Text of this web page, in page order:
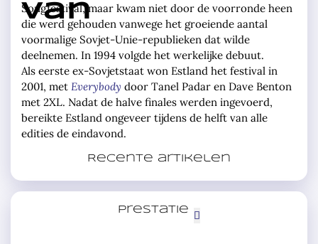
Songfestival, maar kwam niet door de voorronde heen
die werd gehouden vanwege het groeiende aantal
voormalige Sovjet-Unie-republieken dat wilde
deelnemen. In 1994 volgde het werkelijke debuut.
Als eerste ex-Sovjetstaat won Estland het festival in
2001, met Everybody door Tanel Padar en Dave Benton
met 2XL. Nadat de halve finales werden ingevoerd,
bereikte Estland ongeveer tijdens de helft van alle
edities de eindavond.
Recente artikelen
Prestatie